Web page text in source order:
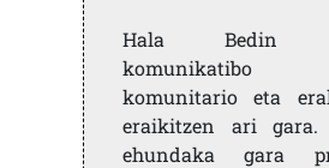
Hala Bedin
komunitario eta
eraikitzen ari gara.
ehundaka gara